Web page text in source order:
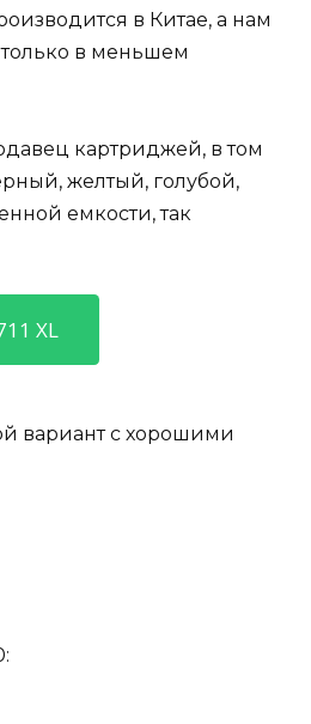
в Китае, а нам
только в меньшем
картриджей, в том
желтый, голубой,
емкости, так
XL
вариант с хорошими